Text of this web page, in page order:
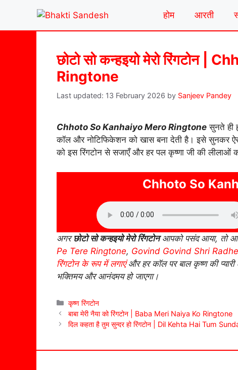
content
होम आरती
छोटो सो कन्हइयो मेरो रिंगटोन |
Ringtone
13 February 2026 by Sanjeev Pandey
Chhoto So Kanhaiyo Mero Ringtone सुनते ही
कॉल और नोटिफिकेशन को खास बना देती है। इसे सुनकर
को इस रिंगटोन से सजाएँ और हर पल कृष्णा जी की लीलाओं
Chhoto So
अगर छोटो सो कन्हइयो मेरो रिंगटोनआपको पसंद आया, तो
Pe Tere Ringtone, Govind Govind Shri
रिंगटोन के रूप में लगाएंऔर हर कॉल पर बाल कृष्ण की
भक्तिमय और आनंदमय हो जाएगा।
Categories
कृष्ण रिंगटोन
बाबा मेरी नैया को रिंगटोन | Baba Meri Naiya Ko Ringtone
दिल कहता है तुम सुन्दर हो रिंगटोन | Dil Kehta Hai Tum